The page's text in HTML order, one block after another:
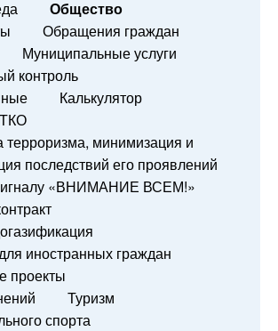
Общество
Обращения граждан
Муниципальные услуги
контроль
Калькулятор
терроризма, минимизация и
последствий его проявлений
«ВНИМАНИЕ ВСЕМ!»
иностранных граждан
проекты
Туризм
спорта